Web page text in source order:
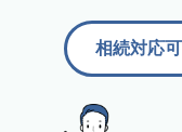
相続対応